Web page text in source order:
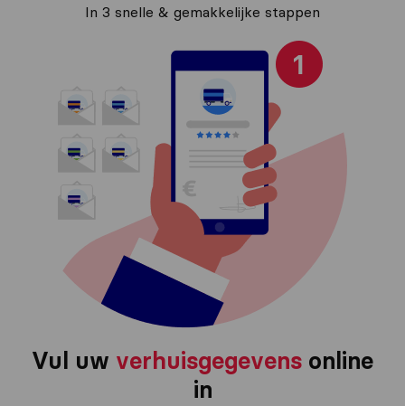
In 3 snelle & gemakkelijke stappen
Vul uw verhuisgegevens online
in